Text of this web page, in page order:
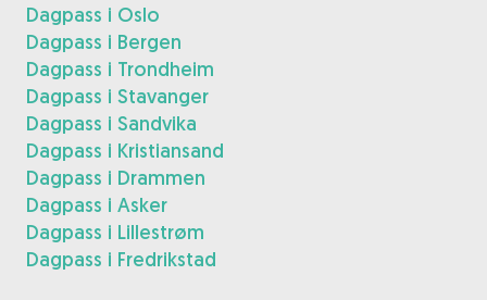
Dagpass i Oslo
Dagpass i Bergen
Dagpass i Trondheim
Dagpass i Stavanger
Dagpass i Sandvika
Dagpass i Kristiansand
Dagpass i Drammen
Dagpass i Asker
Dagpass i Lillestrøm
Dagpass i Fredrikstad